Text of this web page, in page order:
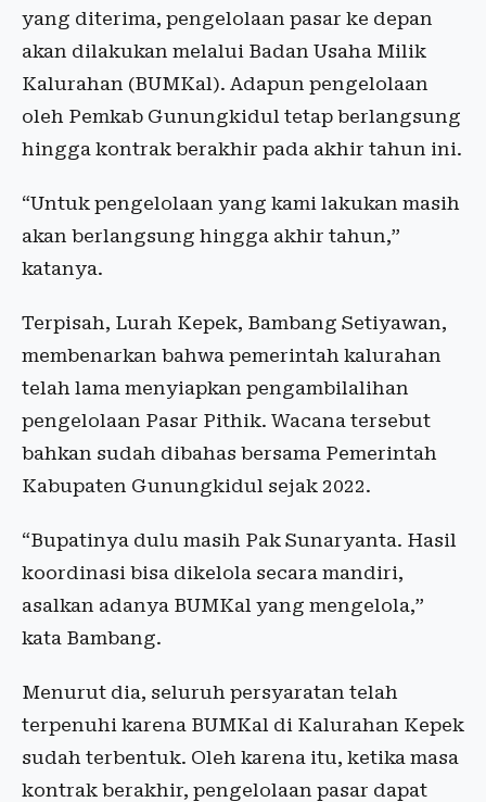
yang diterima, pengelolaan pasar ke depan
akan dilakukan melalui Badan Usaha Milik
Kalurahan (BUMKal). Adapun pengelolaan
oleh Pemkab Gunungkidul tetap berlangsung
hingga kontrak berakhir pada akhir tahun ini.
“Untuk pengelolaan yang kami lakukan masih
akan berlangsung hingga akhir tahun,”
katanya.
Terpisah, Lurah Kepek, Bambang Setiyawan,
membenarkan bahwa pemerintah kalurahan
telah lama menyiapkan pengambilalihan
pengelolaan Pasar Pithik. Wacana tersebut
bahkan sudah dibahas bersama Pemerintah
Kabupaten Gunungkidul sejak 2022.
“Bupatinya dulu masih Pak Sunaryanta. Hasil
koordinasi bisa dikelola secara mandiri,
asalkan adanya BUMKal yang mengelola,”
kata Bambang.
Menurut dia, seluruh persyaratan telah
terpenuhi karena BUMKal di Kalurahan Kepek
sudah terbentuk. Oleh karena itu, ketika masa
kontrak berakhir, pengelolaan pasar dapat